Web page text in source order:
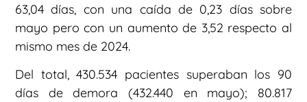
63,04 días, con una caída de 0,23 días sobre
mayo pero con un aumento de 3,52 respecto al
mismo mes de 2024.
Del total, 430.534 pacientes superaban los 90
días de demora (432.440 en mayo); 80.817